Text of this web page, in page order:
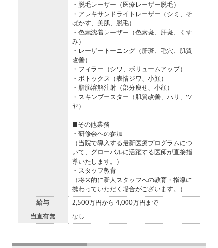
・脱毛レーザー（医療レーザー脱毛）
・アレキサンドライトレーザー（シミ、そ
ばかす、美肌、脱毛）
・色素沈着レーザー（色素斑、肝斑、くす
み）
・レーザートーニング（肝斑、毛穴、肌質
改善）
・フィラー（シワ、ボリュームアップ）
・ボトックス（表情ジワ、小顔）
・脂肪溶解注射（部分痩せ、小顔）
・スキンブースター（肌質改善、ハリ、ツ
ヤ）
■その他業務
・研修会への参加
（当院で導入する最新医療プログラムにつ
いて、グローバルに活躍する医師が直接指
導いたします。）
・スタッフ教育
（将来的に新人スタッフへの教育・指導に
携わっていただく場合がございます。）
給与 2,500万円から 4,000万円まで
当直有無 なし